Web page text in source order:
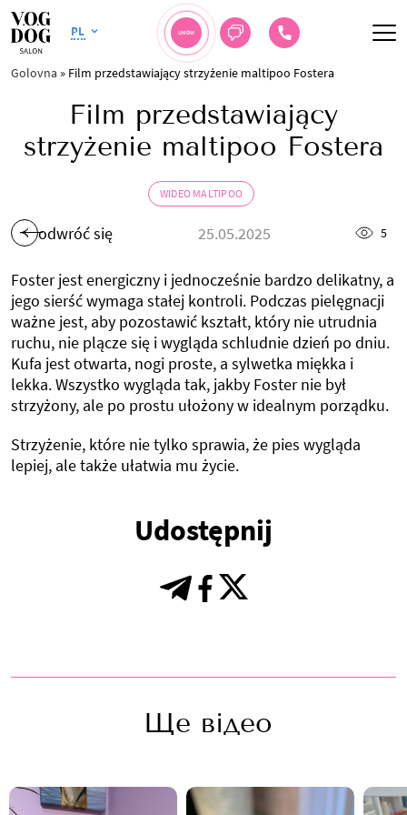
PL UMÓW
Golovna » Film przedstawiający strzyżenie maltipoo Fostera
Film przedstawiający
strzyżenie maltipoo Fostera
WIDEO MALTIPOO
odwróć się 25.05.2025 5
Foster jest energiczny i jednocześnie bardzo delikatny, a
jego sierść wymaga stałej kontroli. Podczas pielęgnacji
ważne jest, aby pozostawić kształt, który nie utrudnia
ruchu, nie plącze się i wygląda schludnie dzień po dniu.
Kufa jest otwarta, nogi proste, a sylwetka miękka i
lekka. Wszystko wygląda tak, jakby Foster nie był
strzyżony, ale po prostu ułożony w idealnym porządku.
Strzyżenie, które nie tylko sprawia, że pies wygląda
lepiej, ale także ułatwia mu życie.
Udostępnij
Ще відео